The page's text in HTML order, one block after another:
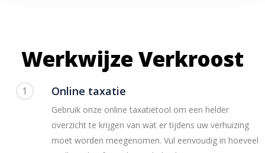
Werkwijze Verkroost
1 Online taxatie
Gebruik onze online taxatietool om een helder
overzicht te krijgen van wat er tijdens uw verhuizing
moet worden meegenomen. Vul eenvoudig in hoeveel